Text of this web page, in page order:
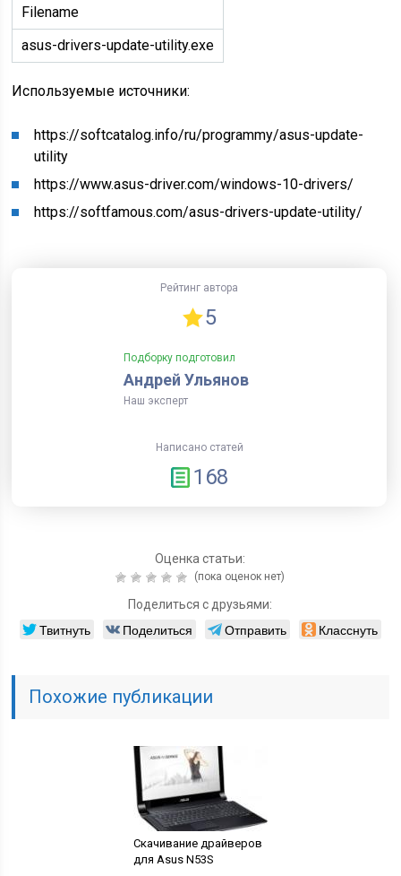
Filename
asus-drivers-update-utility.exe
Используемые источники:
https://softcatalog.info/ru/programmy/asus-update-
utility
https://www.asus-driver.com/windows-10-drivers/
https://softfamous.com/asus-drivers-update-utility/
Рейтинг автора
5
Подборку подготовил
Андрей Ульянов
Наш эксперт
Написано статей
168
Оценка статьи:
(пока оценок нет)
Поделиться с друзьями:
Твитнуть Поделиться Отправить Класснуть
Похожие публикации
Скачивание драйверов
для Asus N53S